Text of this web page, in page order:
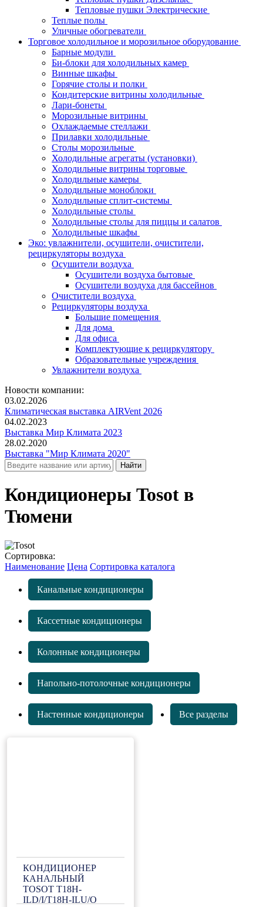
Тепловые пушки Электрические
Теплые полы
Уличные обогреватели
Торговое холодильное и морозильное оборудование
Барные модули
Би-блоки для холодильных камер
Винные шкафы
Горячие столы и полки
Кондитерские витрины холодильные
Лари-бонеты
Морозильные витрины
Охлаждаемые стеллажи
Прилавки холодильные
Столы морозильные
Холодильные агрегаты (установки)
Холодильные витрины торговые
Холодильные камеры
Холодильные моноблоки
Холодильные сплит-системы
Холодильные столы
Холодильные столы для пиццы и салатов
Холодильные шкафы
Эко: увлажнители, осушители, очистители,
рециркуляторы воздуха
Осушители воздуха
Осушители воздуха бытовые
Осушители воздуха для бассейнов
Очистители воздуха
Рециркуляторы воздуха
Большие помещения
Для дома
Для офиса
Комплектующие к рециркулятору
Образовательные учреждения
Увлажнители воздуха
Новости компании:
03.02.2026
Климатическая выставка AIRVent 2026
04.02.2023
Выставка Мир Климата 2023
28.02.2020
Выставка "Мир Климата 2020"
Кондиционеры Tosot в
Тюмени
Сортировка:
Наименование Цена Сортировка каталога
Канальные кондиционеры
Кассетные кондиционеры
Колонные кондиционеры
Напольно-потолочные кондиционеры
Настенные кондиционеры Все разделы
КОНДИЦИОНЕР
КАНАЛЬНЫЙ
TOSOT T18H-
ILD/I/T18H-ILU/O